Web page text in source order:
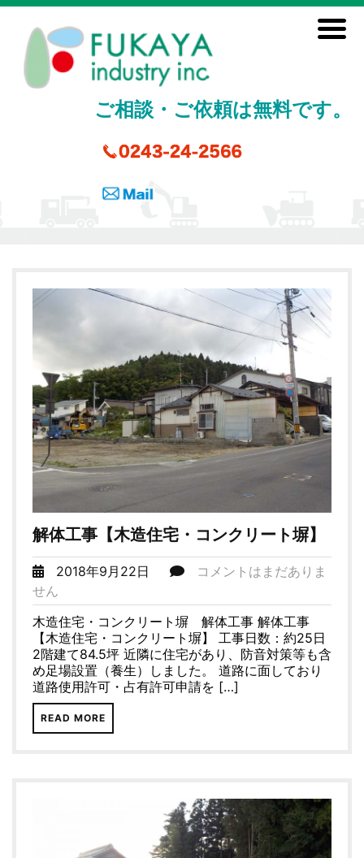
ご相談・ご依頼は無料です。
解体工事【木造住宅・コンクリート塀】
2018年9月22日
コメントはまだありま
せん
木造住宅・コンクリート塀 解体工事 解体工事
【木造住宅・コンクリート塀】 工事日数：約25日
2階建て84.5坪 近隣に住宅があり、防音対策等も含
め足場設置（養生）しました。 道路に面しており
道路使用許可・占有許可申請を […]
READ MORE